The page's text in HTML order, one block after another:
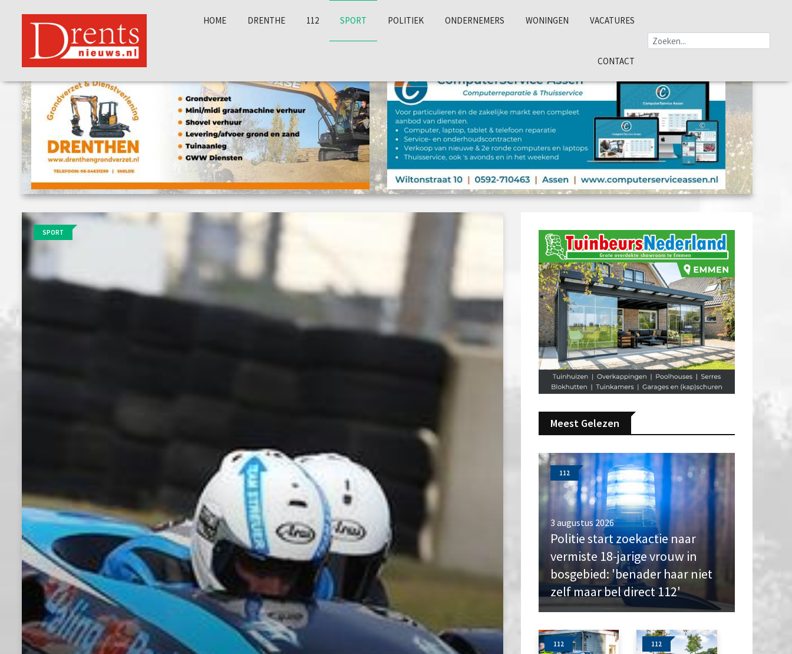
HOME DRENTHE 112 SPORT POLITIEK ONDERNEMERS WONINGEN VACATURES
CONTACT
SPORT
Meest Gelezen
112
3 augustus 2026
Politie start zoekactie naar
vermiste 18-jarige vrouw in
bosgebied: 'benader haar niet
zelf maar bel direct 112'
112 112